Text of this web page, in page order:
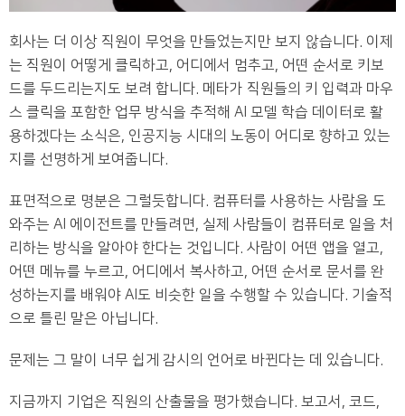
회사는 더 이상 직원이 무엇을 만들었는지만 보지 않습니다. 이제
는 직원이 어떻게 클릭하고, 어디에서 멈추고, 어떤 순서로 키보
드를 두드리는지도 보려 합니다. 메타가 직원들의 키 입력과 마우
스 클릭을 포함한 업무 방식을 추적해 AI 모델 학습 데이터로 활
용하겠다는 소식은, 인공지능 시대의 노동이 어디로 향하고 있는
지를 선명하게 보여줍니다.
표면적으로 명분은 그럴듯합니다. 컴퓨터를 사용하는 사람을 도
와주는 AI 에이전트를 만들려면, 실제 사람들이 컴퓨터로 일을 처
리하는 방식을 알아야 한다는 것입니다. 사람이 어떤 앱을 열고,
어떤 메뉴를 누르고, 어디에서 복사하고, 어떤 순서로 문서를 완
성하는지를 배워야 AI도 비슷한 일을 수행할 수 있습니다. 기술적
으로 틀린 말은 아닙니다.
문제는 그 말이 너무 쉽게 감시의 언어로 바뀐다는 데 있습니다.
지금까지 기업은 직원의 산출물을 평가했습니다. 보고서, 코드,